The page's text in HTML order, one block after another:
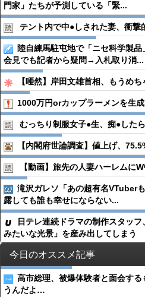
門家」たちが予測している「緊...
テント内で中●︎しされた妻、衝撃
陸自練馬駐屯地で「ニセ科学製品
会見でも記者から疑問→入札取り消...
【唖然】岸田文雄首相、もうめ
1000万円orカップラーメンを生
むっちり制服女子●︎生、痴●︎した
【内閣府世論調査】値上げ、
【動画】旅先の人妻ハーレムに
滝沢ガレソ「あの超有名VTuber
露しても誰も幸せにならない...
日テレ連続ドラマの制作スタッ
みたいな光景」を産み出してしまう
今日のオススメ記事
高市総理、被爆体験者と面会す
うんだよ…